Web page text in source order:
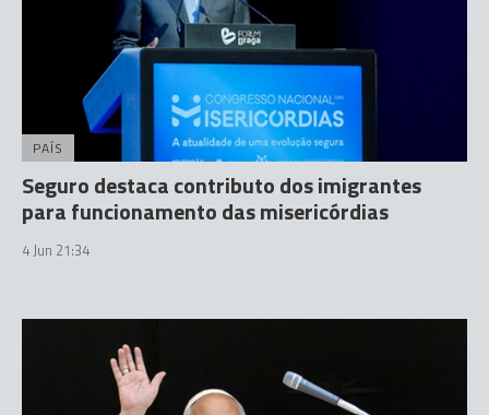
PAÍS
Seguro destaca contributo dos imigrantes
para funcionamento das misericórdias
4 Jun 21:34